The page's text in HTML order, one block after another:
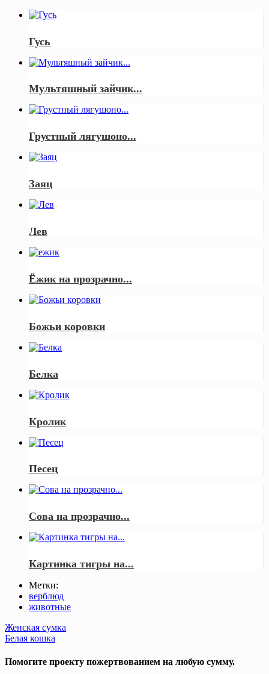
Гусь
Мультяшный зайчик...
Грустный лягушоно...
Заяц
Лев
Ёжик на прозрачно...
Божьи коровки
Белка
Кролик
Песец
Сова на прозрачно...
Картинка тигры на...
Метки:
верблюд
животные
Post
navigation
Женская сумка
Белая кошка
Помогите проекту пожертвованием на любую сумму.